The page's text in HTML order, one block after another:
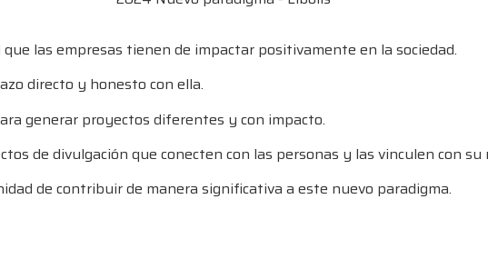
las empresas tienen de impactar positivamente en la sociedad.
directo y honesto con ella.
generar proyectos diferentes y con impacto.
de divulgación que conecten con las personas y las vinculen con su
de contribuir de manera significativa a este nuevo paradigma.